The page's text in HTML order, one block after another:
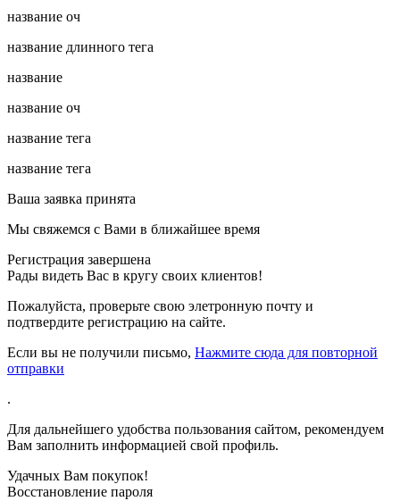
название оч
название длинного тега
название
название оч
название тега
название тега
Ваша заявка принята
Мы свяжемся с Вами в ближайшее время
Регистрация завершена
Рады видеть Вас в кругу своих клиентов!
Пожалуйста, проверьте свою элетронную почту и
подтвердите регистрацию на сайте.
Если вы не получили письмо, Нажмите сюда для повторной
отправки
.
Для дальнейшего удобства пользования сайтом, рекомендуем
Вам заполнить информацией свой профиль.
Удачных Вам покупок!
Восстановление пароля